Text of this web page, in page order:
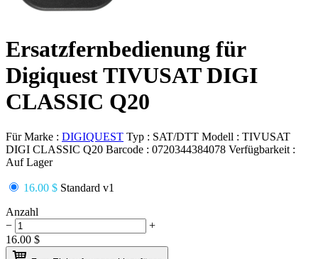
Ersatzfernbedienung für
Digiquest TIVUSAT DIGI
CLASSIC Q20
Für Marke : DIGIQUEST Typ : SAT/DTT Modell : TIVUSAT
DIGI CLASSIC Q20 Barcode : 0720344384078 Verfügbarkeit :
Auf Lager
16.00 $ Standard v1
Anzahl
−
+
16.00 $